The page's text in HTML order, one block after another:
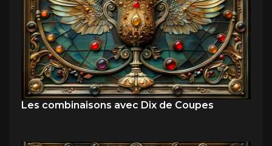
Les combinaisons avec Dix de Coupes